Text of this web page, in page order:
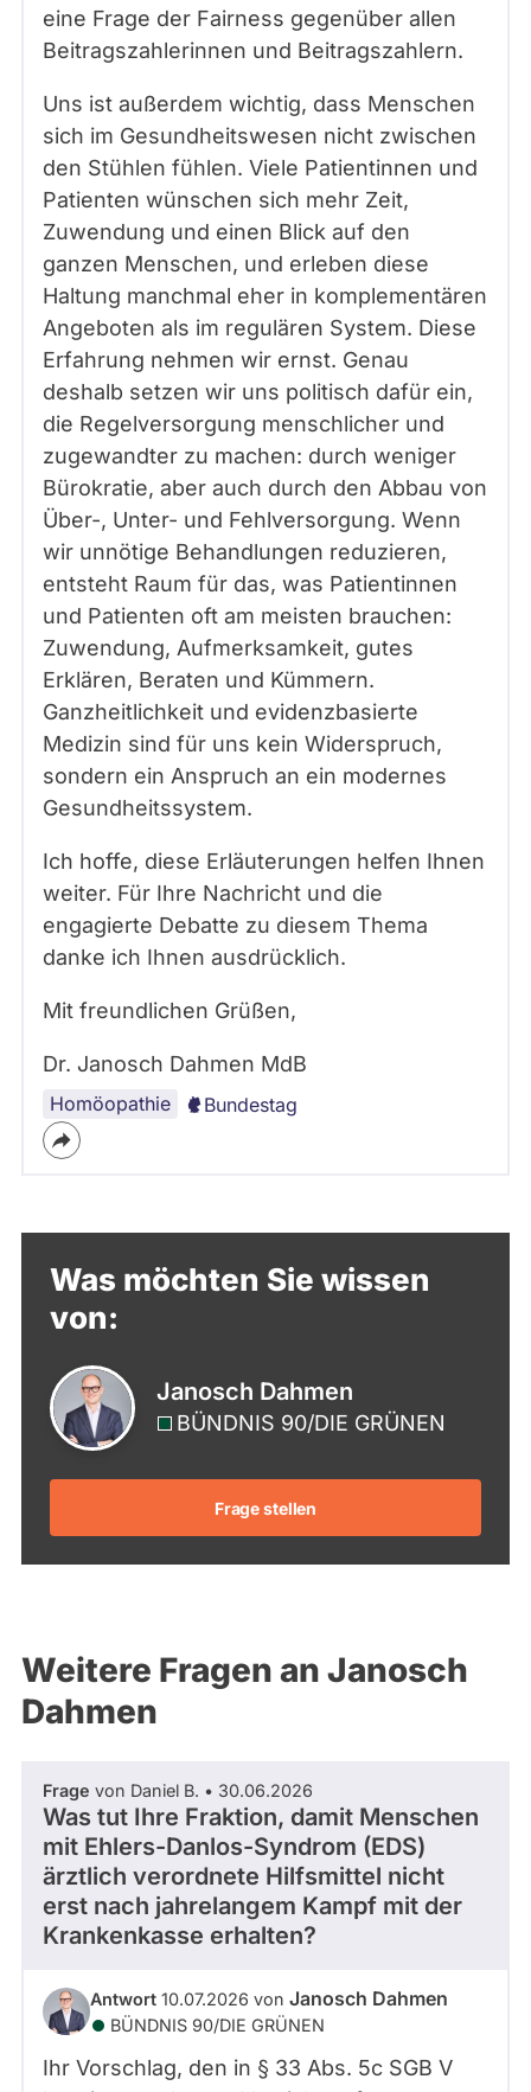
eine Frage der Fairness gegenüber allen
Beitragszahlerinnen und Beitragszahlern.
Uns ist außerdem wichtig, dass Menschen
sich im Gesundheitswesen nicht zwischen
den Stühlen fühlen. Viele Patientinnen und
Patienten wünschen sich mehr Zeit,
Zuwendung und einen Blick auf den
ganzen Menschen, und erleben diese
Haltung manchmal eher in komplementären
Angeboten als im regulären System. Diese
Erfahrung nehmen wir ernst. Genau
deshalb setzen wir uns politisch dafür ein,
die Regelversorgung menschlicher und
zugewandter zu machen: durch weniger
Bürokratie, aber auch durch den Abbau von
Über-, Unter- und Fehlversorgung. Wenn
wir unnötige Behandlungen reduzieren,
entsteht Raum für das, was Patientinnen
und Patienten oft am meisten brauchen:
Zuwendung, Aufmerksamkeit, gutes
Erklären, Beraten und Kümmern.
Ganzheitlichkeit und evidenzbasierte
Medizin sind für uns kein Widerspruch,
sondern ein Anspruch an ein modernes
Gesundheitssystem.
Ich hoffe, diese Erläuterungen helfen Ihnen
weiter. Für Ihre Nachricht und die
engagierte Debatte zu diesem Thema
danke ich Ihnen ausdrücklich.
Mit freundlichen Grüßen,
Dr. Janosch Dahmen MdB
Homöopathie Bundestag
Was möchten Sie wissen
von:
Janosch Dahmen
BÜNDNIS 90/­DIE GRÜNEN
Frage stellen
Weitere Fragen an Janosch
Dahmen
Frage von Daniel B. • 30.06.2026
Was tut Ihre Fraktion, damit Menschen
mit Ehlers-Danlos-Syndrom (EDS)
ärztlich verordnete Hilfsmittel nicht
erst nach jahrelangem Kampf mit der
Krankenkasse erhalten?
Antwort 10.07.2026 von Janosch Dahmen
BÜNDNIS 90/­DIE GRÜNEN
Ihr Vorschlag, den in § 33 Abs. 5c SGB V